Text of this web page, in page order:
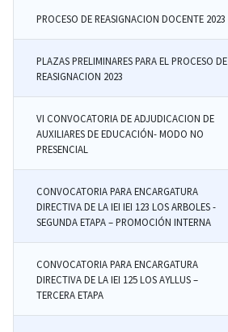
PROCESO DE REASIGNACION DOCENTE 2023
PLAZAS PRELIMINARES PARA EL PROCESO DE
REASIGNACION 2023
VI CONVOCATORIA DE ADJUDICACION DE
AUXILIARES DE EDUCACIÓN- MODO NO
PRESENCIAL
CONVOCATORIA PARA ENCARGATURA
DIRECTIVA DE LA IEI IEI 123 LOS ARBOLES -
SEGUNDA ETAPA – PROMOCIÓN INTERNA
CONVOCATORIA PARA ENCARGATURA
DIRECTIVA DE LA IEI 125 LOS AYLLUS –
TERCERA ETAPA